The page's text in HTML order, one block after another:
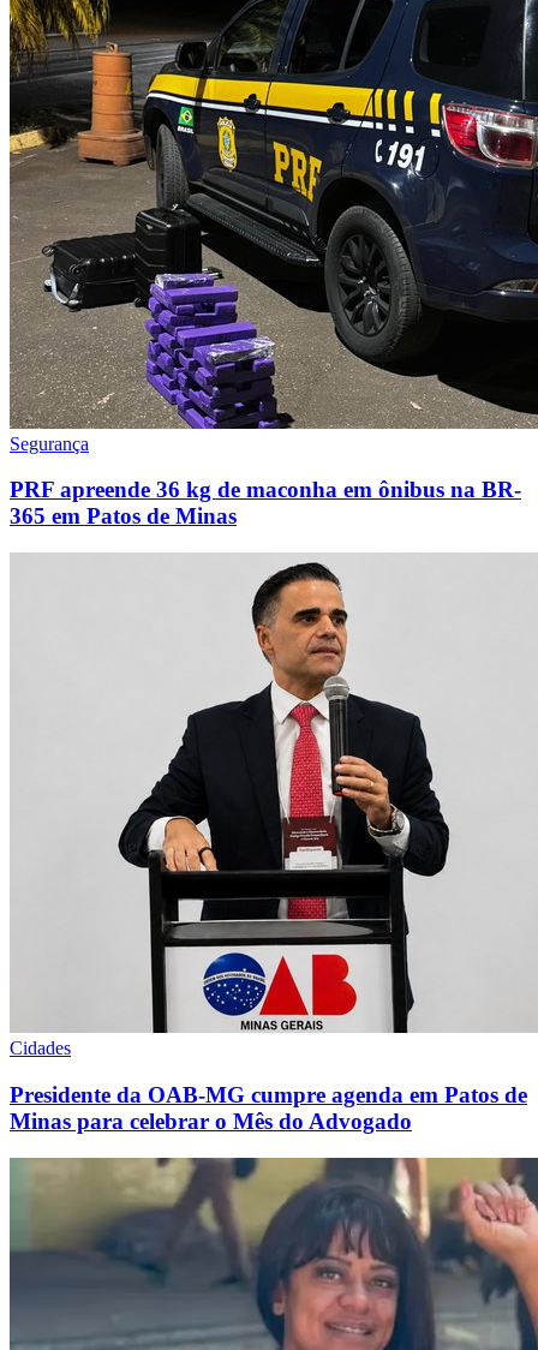
Segurança
PRF apreende 36 kg de maconha em ônibus na BR-
365 em Patos de Minas
Cidades
Presidente da OAB-MG cumpre agenda em Patos de
Minas para celebrar o Mês do Advogado